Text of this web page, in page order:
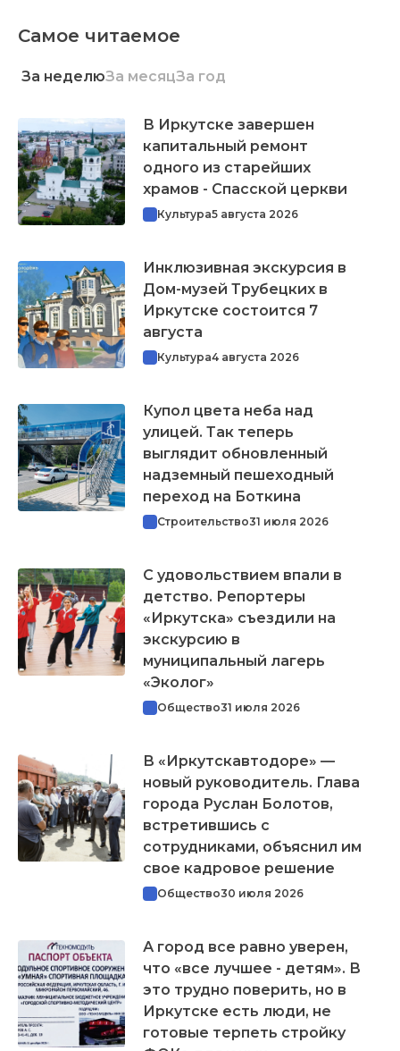
Самое читаемое
За неделюЗа месяцЗа год
В Иркутске завершен
капитальный ремонт
одного из старейших
храмов - Спасской церкви
Культура5 августа 2026
Инклюзивная экскурсия в
Дом-музей Трубецких в
Иркутске состоится 7
августа
Культура4 августа 2026
Купол цвета неба над
улицей. Так теперь
выглядит обновленный
надземный пешеходный
переход на Боткина
Строительство31 июля 2026
С удовольствием впали в
детство. Репортеры
«Иркутска» съездили на
экскурсию в
муниципальный лагерь
«Эколог»
Общество31 июля 2026
В «Иркутскавтодоре» —
новый руководитель. Глава
города Руслан Болотов,
встретившись с
сотрудниками, объяснил им
свое кадровое решение
Общество30 июля 2026
А город все равно уверен,
что «все лучшее - детям». В
это трудно поверить, но в
Иркутске есть люди, не
готовые терпеть стройку